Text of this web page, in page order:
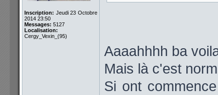
Inscription: Jeudi 23 Octobre
2014 23:50
Messages: 5127
Localisation:
Cergy_Vexin_(95)
Aaaahhhh ba
Mais là c'est
Si ont